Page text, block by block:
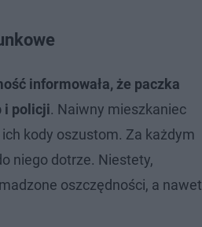
informowała, że paczka
i policji. Naiwny mieszkaniec
kody oszustom. Za każdym
niego dotrze. Niestety,
oszczędności, a nawet